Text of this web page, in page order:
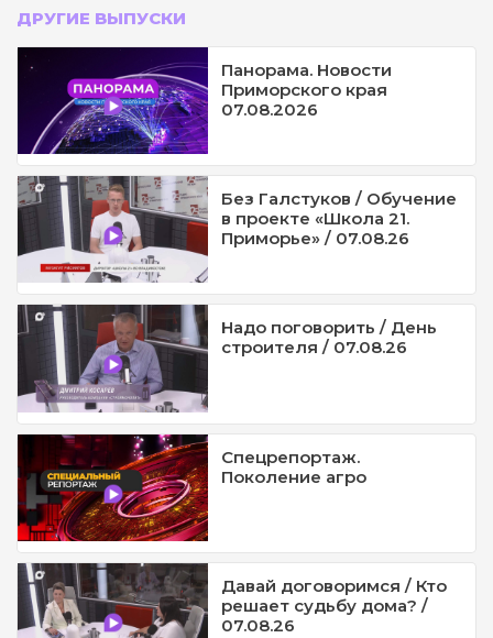
ДРУГИЕ ВЫПУСКИ
Панорама. Новости
Приморского края
07.08.2026
Без Галстуков / Обучение
в проекте «Школа 21.
Приморье» / 07.08.26
Надо поговорить / День
строителя / 07.08.26
Спецрепортаж.
Поколение агро
Давай договоримся / Кто
решает судьбу дома? /
07.08.26